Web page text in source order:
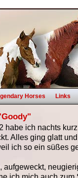
Horses Links
habe ich nachts
Alles ging glatt
ich so ein süßes
aufgeweckt,